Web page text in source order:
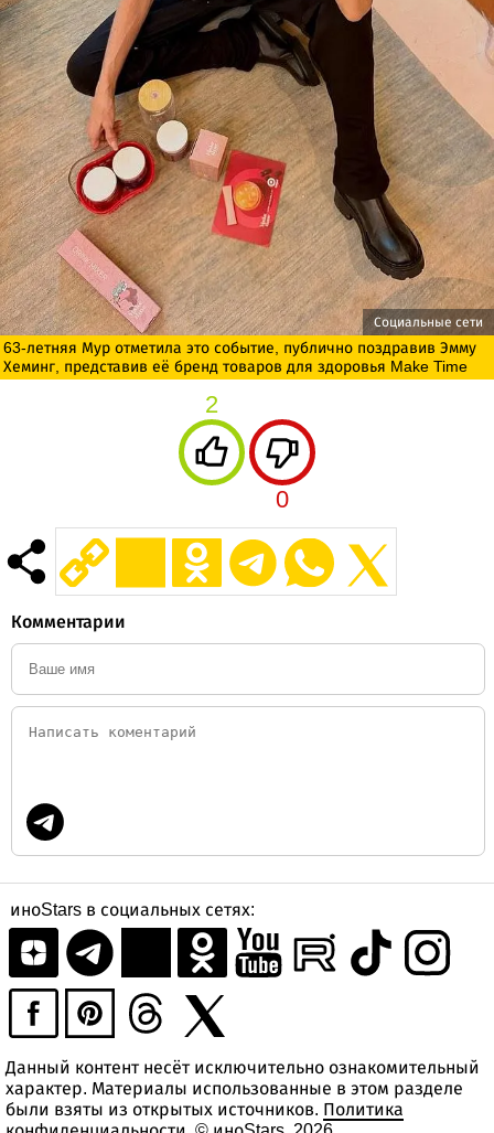
Социальные сети
63-летняя Мур отметила это событие, публично поздравив Эмму
Хеминг, представив её бренд товаров для здоровья Make Time
2
0
Комментарии
иноStars в социальных сетях:
Данный контент несёт исключительно ознакомительный
характер. Материалы использованные в этом разделе
были взяты из открытых источников. Политика